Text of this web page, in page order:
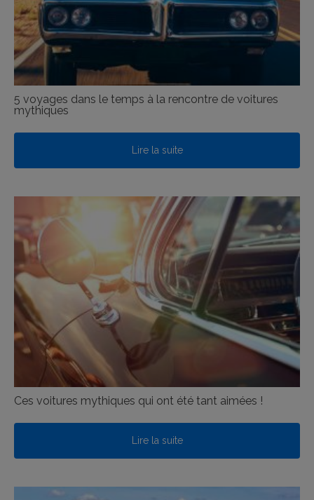
5 voyages dans le temps à la rencontre de voitures
mythiques
Lire la suite
Ces voitures mythiques qui ont été tant aimées !
Lire la suite